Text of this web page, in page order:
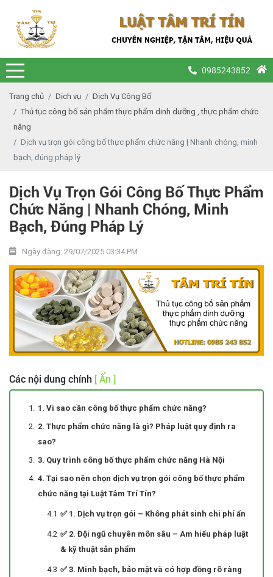
0985243852
Trang chủ Dịch vụ
Dịch Vụ Công Bố
Thủ tục công bố sản phẩm thực phẩm dinh dưỡng , thực phẩm chức
năng
Dịch vụ trọn gói công bố thực phẩm chức năng | Nhanh chóng, minh
bạch, đúng pháp lý
Dịch Vụ Trọn Gói Công Bố Thực Phẩm
Chức Năng | Nhanh Chóng, Minh
Bạch, Đúng Pháp Lý
Ngày đăng: 29/07/2025 03:34 PM
Các nội dung chính [ Ẩn ]
1. Vì sao cần công bố thực phẩm chức năng?
2. Thực phẩm chức năng là gì? Pháp luật quy định ra
sao?
3. Quy trình công bố thực phẩm chức năng Hà Nội
4. Tại sao nên chọn dịch vụ trọn gói công bố thực phẩm
chức năng tại Luật Tâm Trí Tín?
✅ 1. Dịch vụ trọn gói – Không phát sinh chi phí ẩn
✅ 2. Đội ngũ chuyên môn sâu – Am hiểu pháp luật
& kỹ thuật sản phẩm
✅ 3. Minh bạch, bảo mật và có hợp đồng rõ ràng